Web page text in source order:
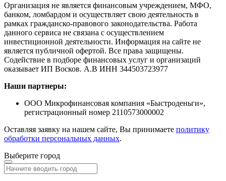
Организация не является финансовым учреждением, МФО,
банком, ломбардом и осуществляет свою деятельность в
рамках гражданско-правового законодательства. Работа
данного сервиса не связана с осуществлением
инвестиционной деятельности. Информация на сайте не
является публичной офертой. Все права защищены.
Содействие в подборе финансовых услуг и организаций
оказывает ИП Восков. А.В ИНН 344503723977
Наши партнеры:
ООО Микрофинансовая компания «Быстроденьги»,
регистрационный номер 2110573000002
Оставляя заявку на нашем сайте, Вы принимаете политику
обработки персональных данных.
Выберите город